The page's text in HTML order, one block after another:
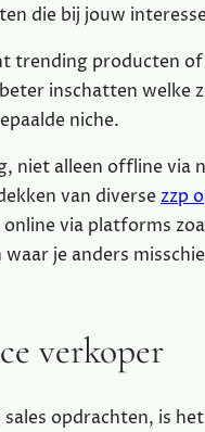
die bij jouw
trending producten of
inschatten welke
niche.
niet alleen offline via
van diversezzp
via platforms
je anders
verkoper
opdrachten, is